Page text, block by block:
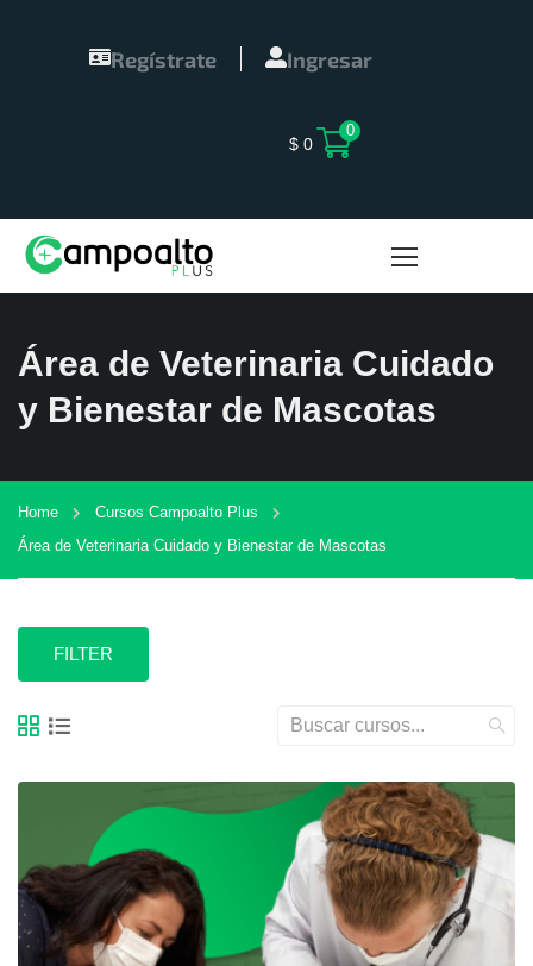
Regístrate Ingresar
$ 0
0
Área de Veterinaria Cuidado
y Bienestar de Mascotas
Home
Cursos Campoalto Plus
Área de Veterinaria Cuidado y Bienestar de Mascotas
FILTER